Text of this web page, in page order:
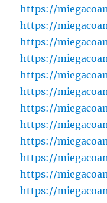
https://
https://
https://
https://
https://
https://
https://
https://
https://
https://
https://
https://